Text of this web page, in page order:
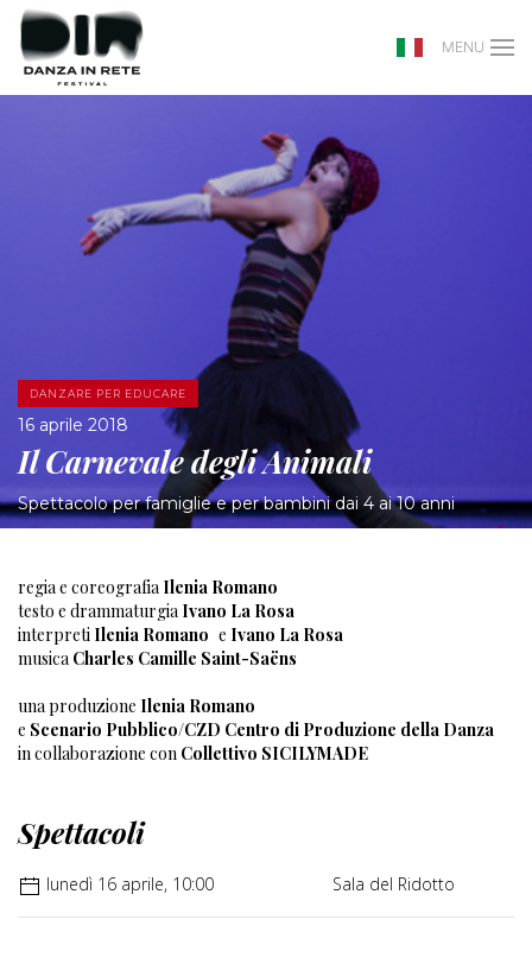
MENU
DANZARE PER EDUCARE
16 aprile 2018
Il Carnevale degli Animali
Spettacolo per famiglie e per bambini dai 4 ai 10 anni
regia e coreografia Ilenia Romano
testo e drammaturgia Ivano La Rosa
interpreti Ilenia Romano e Ivano La Rosa
musica Charles Camille Saint-Saëns
una produzione Ilenia Romano
e Scenario Pubblico/CZD Centro di Produzione della Danza
in collaborazione con Collettivo SICILYMADE
Spettacoli
lunedì 16 aprile, 10:00 Sala del Ridotto